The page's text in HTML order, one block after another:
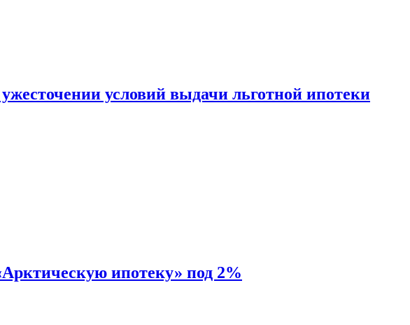
условий выдачи льготной ипотеки
ипотеку» под 2%